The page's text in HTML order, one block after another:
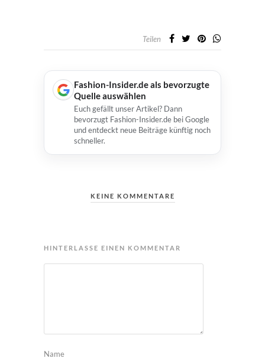
Teilen
Fashion-Insider.de als bevorzugte
Quelle auswählen
Euch gefällt unser Artikel? Dann
bevorzugt Fashion-Insider.de bei Google
und entdeckt neue Beiträge künftig noch
schneller.
KEINE KOMMENTARE
HINTERLASSE EINEN KOMMENTAR
Name